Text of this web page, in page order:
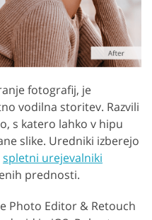
fotografij, je
vodilna storitev. Razvili
s katero lahko v hipu
slike. Uredniki izberejo
spletni urejevalniki
prednosti.
Photo Editor & Retouch